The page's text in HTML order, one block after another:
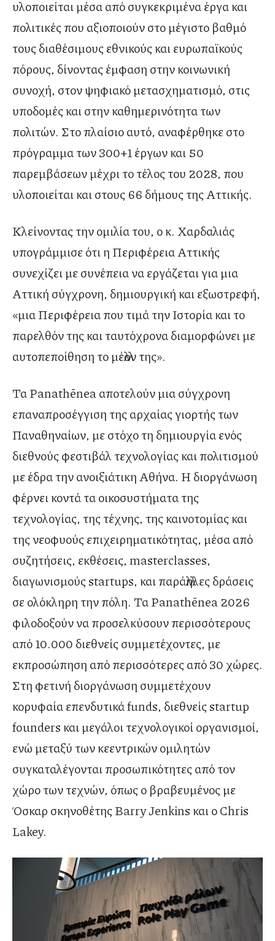
υλοποιείται μέσα από συγκεκριμένα έργα και
πολιτικές που αξιοποιούν στο μέγιστο βαθμό
τους διαθέσιμους εθνικούς και ευρωπαϊκούς
πόρους, δίνοντας έμφαση στην κοινωνική
συνοχή, στον ψηφιακό μετασχηματισμό, στις
υποδομές και στην καθημερινότητα των
πολιτών. Στο πλαίσιο αυτό, αναφέρθηκε στο
πρόγραμμα των 300+1 έργων και 50
παρεμβάσεων μέχρι το τέλος του 2028, που
υλοποιείται και στους 66 δήμους της Αττικής.
Κλείνοντας την ομιλία του, ο κ. Χαρδαλιάς
υπογράμμισε ότι η Περιφέρεια Αττικής
συνεχίζει με συνέπεια να εργάζεται για μια
Αττική σύγχρονη, δημιουργική και εξωστρεφή,
«μια Περιφέρεια που τιμά την Ιστορία και το
παρελθόν της και ταυτόχρονα διαμορφώνει με
αυτοπεποίθηση το μέλλον της».
Τα Panathēnea αποτελούν μια σύγχρονη
επαναπροσέγγιση της αρχαίας γιορτής των
Παναθηναίων, με στόχο τη δημιουργία ενός
διεθνούς φεστιβάλ τεχνολογίας και πολιτισμού
με έδρα την ανοιξιάτικη Αθήνα. Η διοργάνωση
φέρνει κοντά τα οικοσυστήματα της
τεχνολογίας, της τέχνης, της καινοτομίας και
της νεοφυούς επιχειρηματικότητας, μέσα από
συζητήσεις, εκθέσεις, masterclasses,
διαγωνισμούς startups, και παράλληλες δράσεις
σε ολόκληρη την πόλη. Τα Panathēnea 2026
φιλοδοξούν να προσελκύσουν περισσότερους
από 10.000 διεθνείς συμμετέχοντες, με
εκπροσώπηση από περισσότερες από 30 χώρες.
Στη φετινή διοργάνωση συμμετέχουν
κορυφαία επενδυτικά funds, διεθνείς startup
founders και μεγάλοι τεχνολογικοί οργανισμοί,
ενώ μεταξύ των κεεντρικών ομιλητών
συγκαταλέγονται προσωπικότητες από τον
χώρο των τεχνών, όπως ο βραβευμένος με
Όσκαρ σκηνοθέτης Barry Jenkins και ο Chris
Lakey.